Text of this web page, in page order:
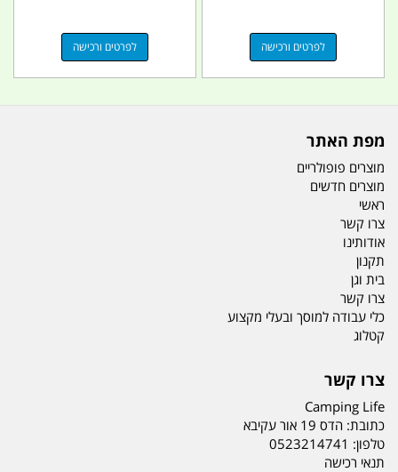
לפרטים ורכישה לפרטים ורכישה
מפת האתר
מוצרים פופולריים
מוצרים חדשים
ראשי
צרו קשר
אודותינו
תקנון
בית וגן
צרו קשר
כלי עבודה למוסך ובעלי מקצוע
קטלוג
צרו קשר
Camping Life
כתובת: הדס 19 אור עקיבא
טלפון: 0523214741
תנאי רכישה